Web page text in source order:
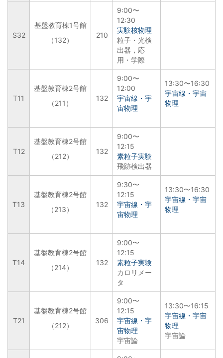
S32
基盤教育棟1号館
（132）
210
9:00〜
12:30
実験核物理
粒子・光検
出器，応
用・学際
T11
基盤教育棟2号館
（211）
132
9:00〜
12:00
宇宙線・宇
宙物理
13:30〜16:30
宇宙線・宇宙
物理
T12
基盤教育棟2号館
（212）
132
9:00〜
12:15
素粒子実験
飛跡検出器
T13
基盤教育棟2号館
（213）
132
9:30〜
12:15
宇宙線・宇
宙物理
13:30〜16:30
宇宙線・宇宙
物理
T14
基盤教育棟2号館
（214）
132
9:00〜
12:15
素粒子実験
カロリメー
タ
T21
基盤教育棟2号館
（212）
306
9:00〜
12:15
宇宙線・宇
宙物理
宇宙論
13:30〜16:15
宇宙線・宇宙
物理
宇宙論